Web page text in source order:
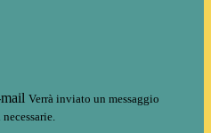
Verrà inviato un messaggio